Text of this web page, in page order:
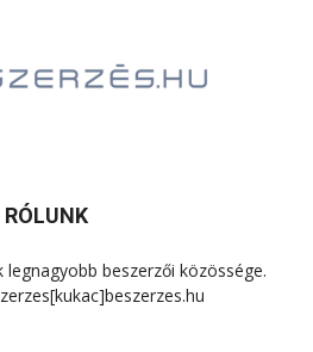
RÓLUNK
legnagyobb beszerzői közössége.